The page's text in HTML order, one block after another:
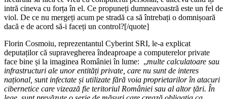
intră cineva cu forța în el. Ce propuneți dumneavoastră este un fel de
viol. De ce nu mergeți acum pe stradă ca să întrebați o domnișoară
dacă e de acord să-i faceți un control?[/quote]
Florin Cosmoiu, reprezentantul Cyberint SRI, le-a explicat
deputaților că supravegherea îndeaproape a computerelor private
face bine și la imaginea României în lume: „multe calculatoare sau
infrastructuri ale unor entități private, care nu sunt de interes
național, sunt infectate și utilizate fără voia proprietarilor în atacuri
cibernetice care vizează fie teritoriul României sau al altor țări. În